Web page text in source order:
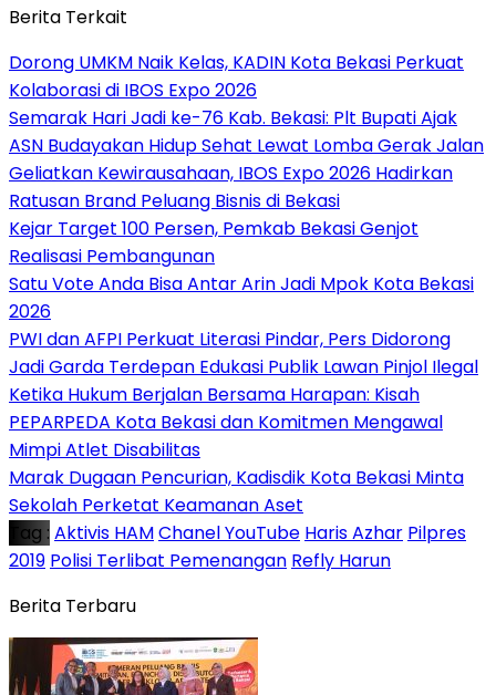
Berita Terkait
Dorong UMKM Naik Kelas, KADIN Kota Bekasi Perkuat
Kolaborasi di IBOS Expo 2026
‎Semarak Hari Jadi ke-76 Kab. Bekasi: Plt Bupati Ajak
ASN Budayakan Hidup Sehat Lewat Lomba Gerak Jalan
‎Geliatkan Kewirausahaan, IBOS Expo 2026 Hadirkan
Ratusan Brand Peluang Bisnis di Bekasi
Kejar Target 100 Persen, Pemkab Bekasi Genjot
Realisasi Pembangunan
Satu Vote Anda Bisa Antar Arin Jadi Mpok Kota Bekasi
2026
PWI dan AFPI Perkuat Literasi Pindar, Pers Didorong
Jadi Garda Terdepan Edukasi Publik Lawan Pinjol Ilegal
Ketika Hukum Berjalan Bersama Harapan: Kisah
PEPARPEDA Kota Bekasi dan Komitmen Mengawal
Mimpi Atlet Disabilitas
‎Marak Dugaan Pencurian, Kadisdik Kota Bekasi Minta
Sekolah Perketat Keamanan Aset
Tag : Aktivis HAMChanel YouTube Haris Azhar Pilpres
2019 Polisi Terlibat Pemenangan Refly Harun
Berita Terbaru